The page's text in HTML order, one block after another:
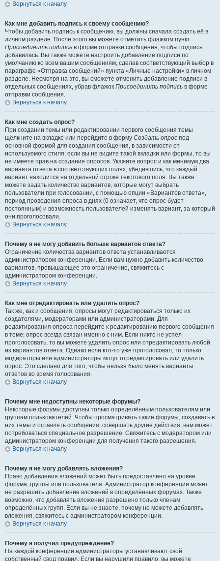
Вернуться к началу
Как мне добавить подпись к своему сообщению?
Чтобы добавить подпись к сообщению, вы должны сначала создать её в
личном разделе. После этого вы можете отметить флажком пункт
Присоединить подпись в форме отправки сообщения, чтобы подпись
добавилась. Вы также можете настроить добавление подписи по
умолчанию ко всем вашим сообщениям, сделав соответствующий выбор в
параграфе «Отправка сообщений» пункта «Личные настройки» в личном
разделе. Несмотря на это, вы сможете отменить добавление подписи в
отдельных сообщениях, убрав флажок Присоединить подпись в форме
отправки сообщения.
Вернуться к началу
Как мне создать опрос?
При создании темы или редактировании первого сообщения темы
щёлкните на вкладке или перейдите в форму Создать опрос под
основной формой для создания сообщения, в зависимости от
используемого стиля; если вы не видите такой вкладки или формы, то вы
не имеете прав на создание опросов. Укажите вопрос и как минимум два
варианта ответа в соответствующих полях, убедившись, что каждый
вариант находится на отдельной строке текстового поля. Вы также
можете задать количество вариантов, которые могут выбрать
пользователи при голосовании, с помощью опции «Вариантов ответа»,
период проведения опроса в днях (0 означает, что опрос будет
постоянным) и возможность пользователей изменять вариант, за который
они проголосовали.
Вернуться к началу
Почему я не могу добавить больше вариантов ответа?
Ограничение количества вариантов ответа устанавливается
администратором конференции. Если вам нужно добавить количество
вариантов, превышающее это ограничение, свяжитесь с
администратором конференции.
Вернуться к началу
Как мне отредактировать или удалить опрос?
Так же, как и сообщения, опросы могут редактироваться только их
создателями, модераторами или администраторами. Для
редактирования опроса перейдите к редактированию первого сообщения
в теме; опрос всегда связан именно с ним. Если никто не успел
проголосовать, то вы можете удалить опрос или отредактировать любой
из вариантов ответа. Однако если кто-то уже проголосовал, то только
модераторы или администраторы могут отредактировать или удалить
опрос. Это сделано для того, чтобы нельзя было менять варианты
ответов во время голосования.
Вернуться к началу
Почему мне недоступны некоторые форумы?
Некоторые форумы доступны только определённым пользователям или
группам пользователей. Чтобы просматривать такие форумы, создавать в
них темы и оставлять сообщения, совершать другие действия, вам может
потребоваться специальное разрешение. Свяжитесь с модератором или
администратором конференции для получения такого разрешения.
Вернуться к началу
Почему я не могу добавлять вложения?
Право добавления вложений может быть предоставлено на уровне
форума, группы или пользователя. Администратор конференции может
не разрешить добавление вложений в определённых форумах. Также
возможно, что добавлять вложения разрешено только членам
определённых групп. Если вы не знаете, почему не можете добавлять
вложения, свяжитесь с администратором конференции.
Вернуться к началу
Почему я получил предупреждение?
На каждой конференции администраторы устанавливают свой
собственный свод правил. Если вы нарушили правило, вы можете